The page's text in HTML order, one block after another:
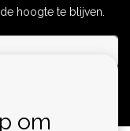
hoogte te blijven.
om